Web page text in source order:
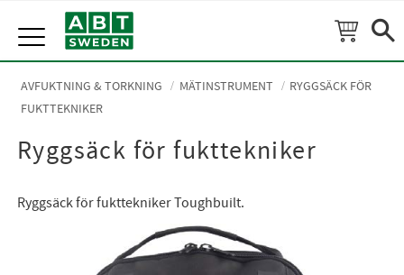
Meny
AVFUKTNING & TORKNING MÄTINSTRUMENT
RYGGSÄCK FÖR
FUKTTEKNIKER
Ryggsäck för fukttekniker
Ryggsäck för fukttekniker Toughbuilt.